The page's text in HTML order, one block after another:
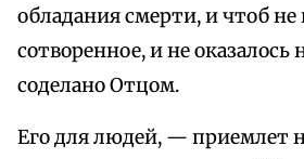
обладания смерти, и чтоб не
сотворенное, и не
соделано Отцом.
Его для людей, — приемлет